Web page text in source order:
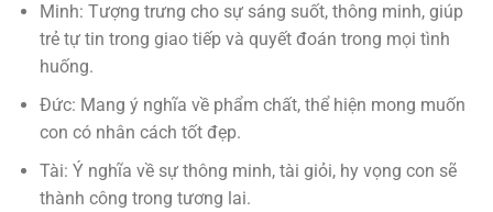
Minh: Tượng trưng cho sự sáng suốt, thông minh, giúp
trẻ tự tin trong giao tiếp và quyết đoán trong mọi tình
huống.
Đức: Mang ý nghĩa về phẩm chất, thể hiện mong muốn
con có nhân cách tốt đẹp.
Tài: Ý nghĩa về sự thông minh, tài giỏi, hy vọng con sẽ
thành công trong tương lai.